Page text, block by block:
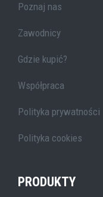
Poznaj nas
Zawodnicy
Gdzie kupić?
Współpraca
Polityka prywatności
Polityka cookies
PRODUKTY